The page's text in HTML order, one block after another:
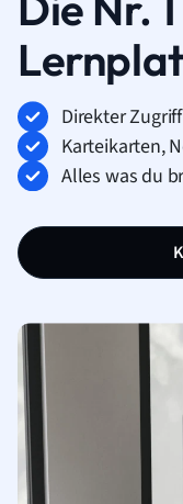
Direkter
Karteikarten,
Alles was du